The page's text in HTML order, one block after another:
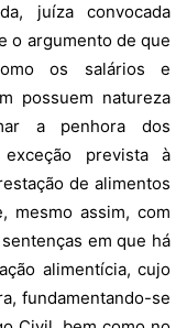
juíza convocada
o argumento de que
os salários e
possuem natureza
a penhora dos
prevista à
de alimentos
mesmo assim, com
em que há
alimentícia, cujo
fundamentando-se